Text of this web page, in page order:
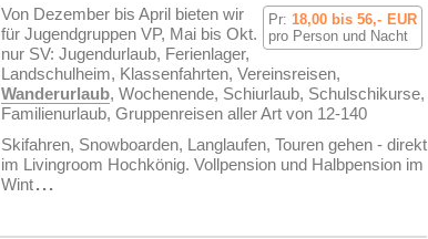
Pr: 18,00 bis 56,- EUR
pro Person und Nacht
Von Dezember bis April bieten wir
für Jugendgruppen VP, Mai bis Okt.
nur SV: Jugendurlaub, Ferienlager,
Landschulheim, Klassenfahrten, Vereinsreisen,
Wanderurlaub, Wochenende, Schiurlaub, Schulschikurse,
Familienurlaub, Gruppenreisen aller Art von 12-140
Skifahren, Snowboarden, Langlaufen, Touren gehen - direkt
im Livingroom Hochkönig. Vollpension und Halbpension im
Wint...